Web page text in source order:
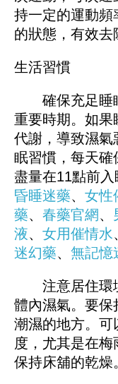
持一定的運動頻
的狀態，有效去
生活習慣
確保充足睡眠
重要時期。如果
代謝，導致濕氣
眠習慣，每天確
盡量在11點前入
昏睡迷藥、 女性
藥、 春藥官網、
液、 女用催情水
迷幻藥、 無記憶
注意居住環境
體內濕氣。要保
潮濕的地方。可
度，尤其是在梅
保持床舖的乾燥